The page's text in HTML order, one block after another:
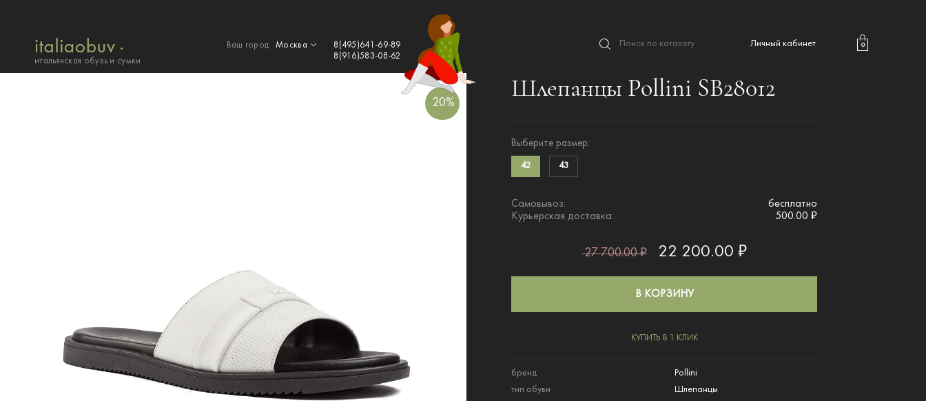
итальянская обувь и сумки
Ваш город:Москва
8(495)641-69-89
8(916)583-08-62
Личный кабинет 0
20%
Шлепанцы Pollini SB28012
Выберите размер:
42 43
Самовывоз:
бесплатно
Курьерская доставка:
500.00 ₽
27 700.00 ₽ 22 200.00 ₽
В КОРЗИНУ
КУПИТЬ В 1 КЛИК
бренд
Pollini
тип обуви
Шлепанцы